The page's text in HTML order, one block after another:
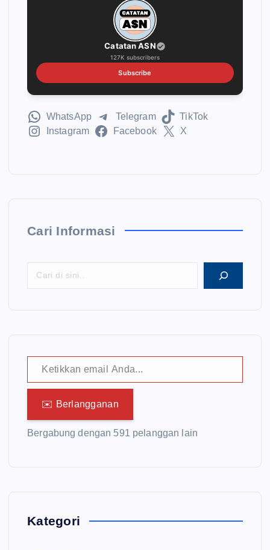
Catatan ASN
127K subscribers
Subscribe
WhatsApp Telegram
TikTok
Instagram
Facebook X
Cari Informasi
Ketikkan email Anda...
✉️ Berlangganan
Bergabung dengan 591 pelanggan lain
Kategori